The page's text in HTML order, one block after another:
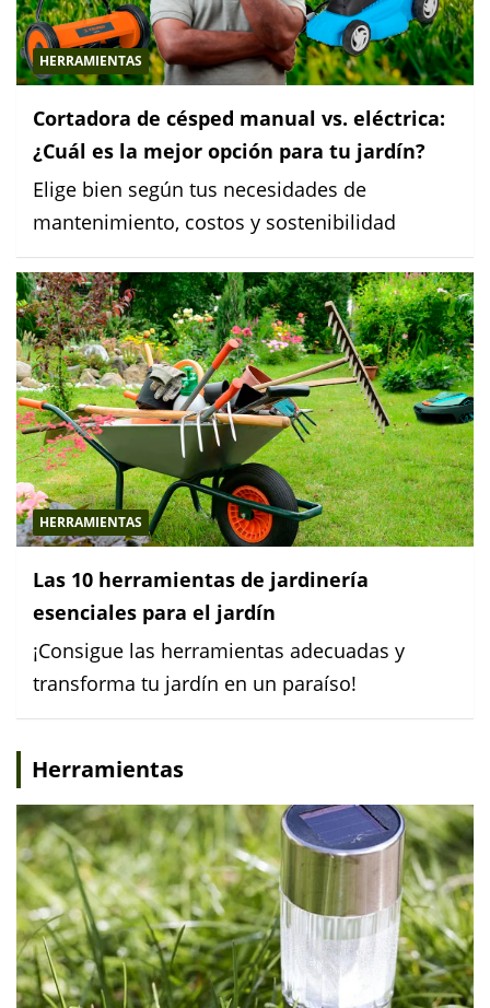
HERRAMIENTAS
Cortadora de césped manual vs. eléctrica:
¿Cuál es la mejor opción para tu jardín?
Elige bien según tus necesidades de
mantenimiento, costos y sostenibilidad
HERRAMIENTAS
Las 10 herramientas de jardinería
esenciales para el jardín
¡Consigue las herramientas adecuadas y
transforma tu jardín en un paraíso!
Herramientas